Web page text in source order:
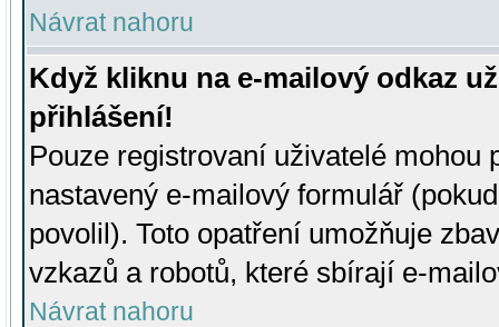
Návrat nahoru
Když kliknu na e-mailový odkaz
přihlášení!
Pouze registrovaní uživatelé mohou
nastavený e-mailový formulář
povolil). Toto opatření umožňuje
vzkazů a robotů, které sbírají e-
Návrat nahoru